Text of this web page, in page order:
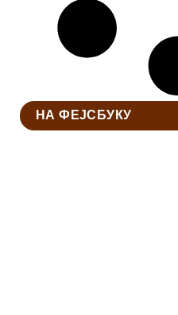
НА ФЕЈСБУКУ